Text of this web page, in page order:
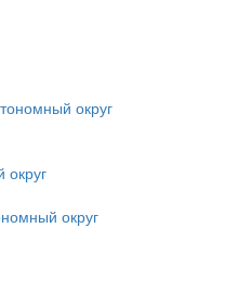
округ
округ
округ